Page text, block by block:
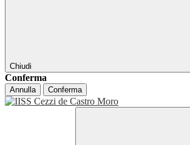
Chiudi
Conferma
Annulla Conferma